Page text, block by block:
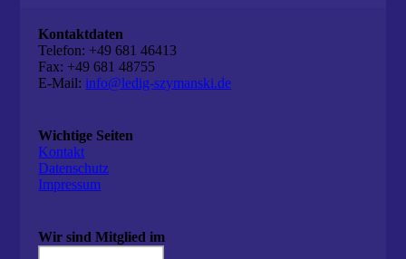
Kontaktdaten
Telefon: +49 681 46413
Fax: +49 681 48755
E-Mail: info@ledig-szymanski.de
Wichtige Seiten
Kontakt
Datenschutz
Impressum
Wir sind Mitglied im